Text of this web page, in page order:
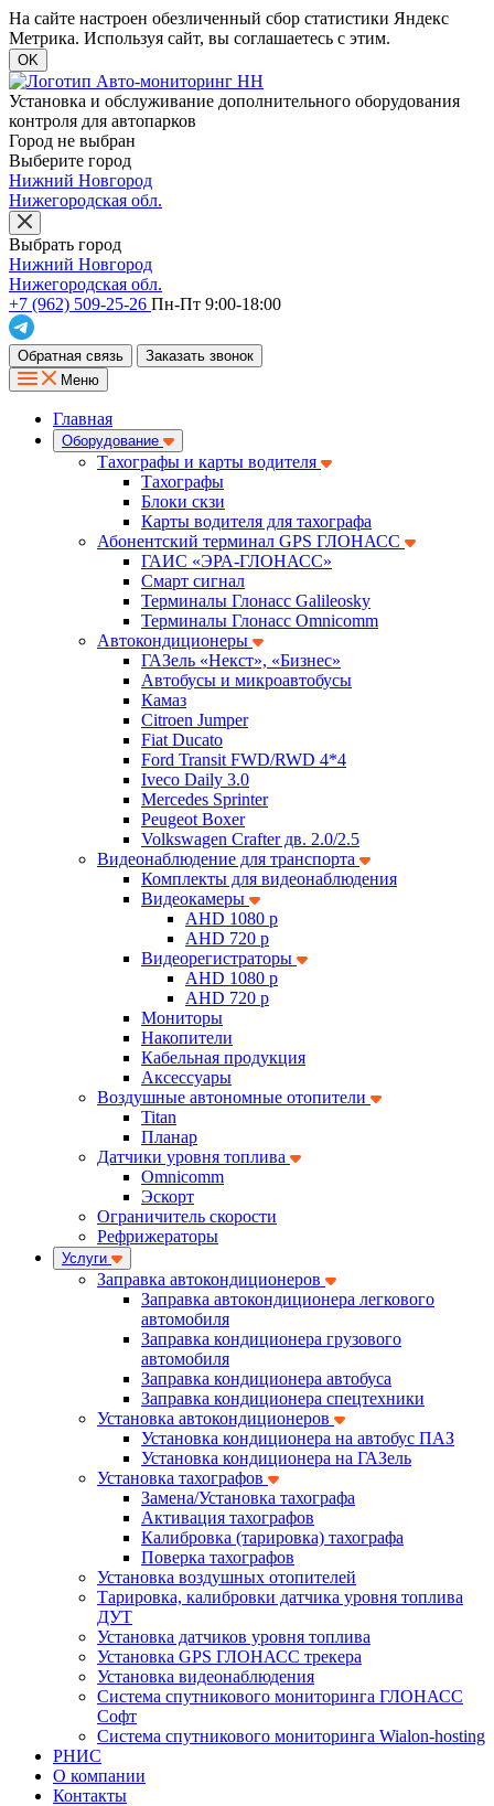
На сайте настроен обезличенный сбор статистики Яндекс
Метрика. Используя сайт, вы соглашаетесь с этим.
OK
Установка и обслуживание дополнительного оборудования
контроля для автопарков
Город не выбран
Выберите город
Нижний Новгород
Нижегородская обл.
Выбрать город
Нижний Новгород
Нижегородская обл.
+7 (962) 509-25-26 Пн-Пт 9:00-18:00
Обратная связь
Заказать звонок
Меню
Главная
Оборудование
Тахографы и карты водителя
Тахографы
Блоки скзи
Карты водителя для тахографа
Абонентский терминал GPS ГЛОНАСС
ГАИС «ЭРА-ГЛОНАСС»
Смарт сигнал
Терминалы Глонасс Galileosky
Терминалы Глонасс Omnicomm
Автокондиционеры
ГАЗель «Некст», «Бизнес»
Автобусы и микроавтобусы
Камаз
Citroen Jumper
Fiat Ducato
Ford Transit FWD/RWD 4*4
Iveco Daily 3.0
Mercedes Sprinter
Peugeot Boxer
Volkswagen Crafter дв. 2.0/2.5
Видеонаблюдение для транспорта
Комплекты для видеонаблюдения
Видеокамеры
AHD 1080 p
AHD 720 p
Видеорегистраторы
AHD 1080 p
AHD 720 p
Мониторы
Накопители
Кабельная продукция
Аксессуары
Воздушные автономные отопители
Titan
Планар
Датчики уровня топлива
Omnicomm
Эскорт
Ограничитель скорости
Рефрижераторы
Услуги
Заправка автокондиционеров
Заправка автокондиционера легкового
автомобиля
Заправка кондиционера грузового
автомобиля
Заправка кондиционера автобуса
Заправка кондиционера спецтехники
Установка автокондиционеров
Установка кондиционера на автобус ПАЗ
Установка кондиционера на ГАЗель
Установка тахографов
Замена/Установка тахографа
Активация тахографов
Калибровка (тарировка) тахографа
Поверка тахографов
Установка воздушных отопителей
Тарировка, калибровки датчика уровня топлива
ДУТ
Установка датчиков уровня топлива
Установка GPS ГЛОНАСС трекера
Установка видеонаблюдения
Система спутникового мониторинга ГЛОНАСС
Софт
Система спутникового мониторинга Wialon-hosting
РНИС
О компании
Контакты